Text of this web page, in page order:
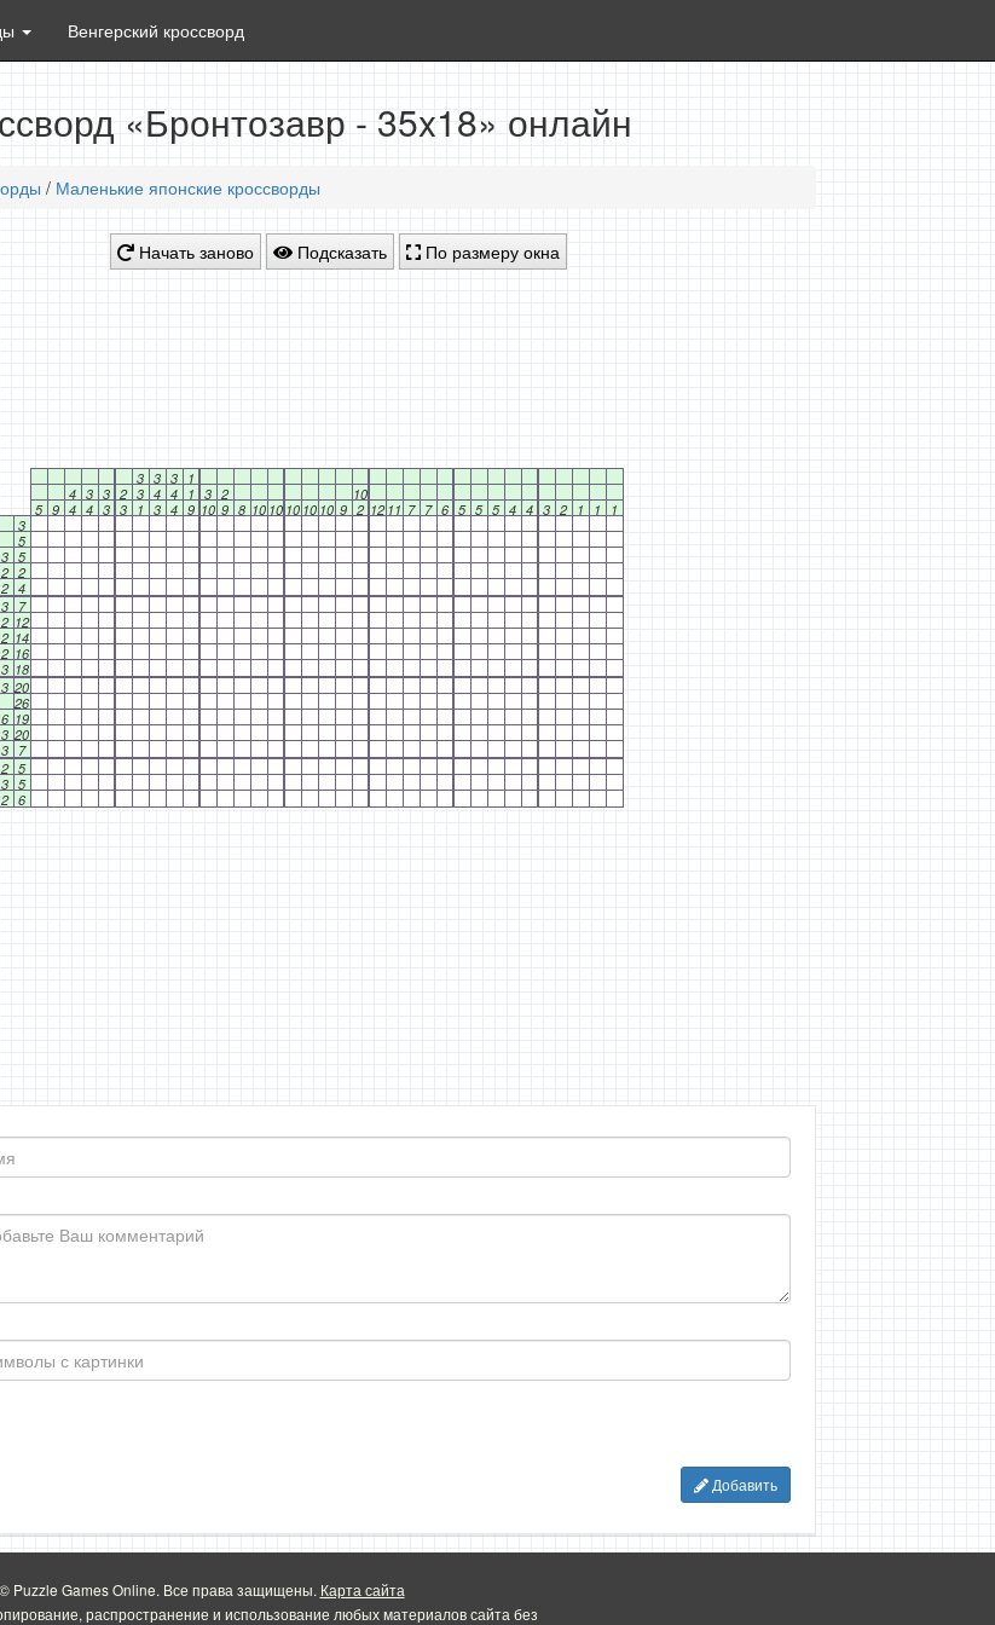
Венгерский кроссворд
«Бронтозавр - 35x18» онлайн
/ Маленькие японские кроссворды
Начать заново Подсказать По размеру окна
3 3 3
1
4 3 3 2 3 4 4 1 3 2
10
5 9 4 4 3 3 1 3 4 9 10 9 8 10 10 10 10 10 9 2 12 11 7 7 6 5 5 5 4 4 3 2 1 1
1
3
5
3 5
2 2
2 4
3 7
2 12
2 14
2 16
3 18
3 20
26
6 19
3 20
3 7
2 5
3 5
2 6
Добавить
Puzzle Games Online. Все права защищены. Карта сайта
распространение и использование любых материалов сайта без